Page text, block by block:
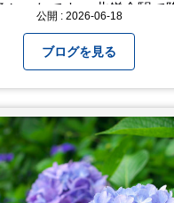
かったです。 北鎌倉駅で
昼ご飯⇒鶴岡八幡宮⇒江ノ
切れで断念！ 明月院のアジサ
が紫のが特に素敵だと思
学校の修学旅行で鎌倉に
お勧めという「玉子焼お
てもおいしかったです。
が早かったですが、来月
公開 : 2026-06-18
ブログを見る